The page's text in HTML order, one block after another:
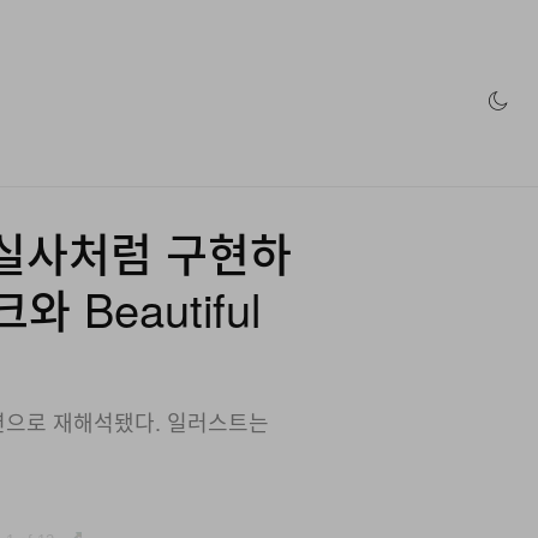
사처럼 구현하
와 Beautiful
로 재해석됐다. 일러스트는